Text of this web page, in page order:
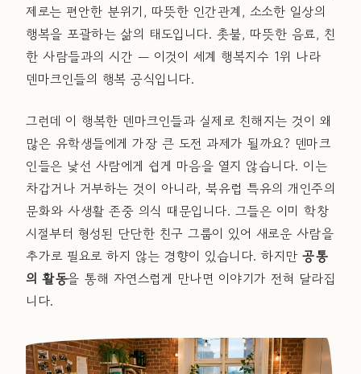
제로는 편안한 분위기, 따뜻한 인간관계, 소소한 일상의
행복을 포괄하는 삶의 태도입니다. 촛불, 따뜻한 음료, 친
한 사람들과의 시간 — 이것이 세계 행복지수 1위 나라
덴마크인들의 행복 공식입니다.
그런데 이 행복한 덴마크인들과 실제로 친해지는 것이 왜
많은 유학생들에게 가장 큰 도전 과제가 될까요? 덴마크
인들은 낯선 사람에게 쉽게 마음을 열지 않습니다. 이는
차갑거나 거부하는 것이 아니라, 북유럽 특유의 개인주의
문화와 사생활 존중 의식 때문입니다. 그들은 이미 학창
시절부터 형성된 단단한 친구 그룹이 있어 새로운 사람을
추가로 필요로 하지 않는 경향이 있습니다. 하지만 공통
의 활동을 통해 자연스럽게 만나면 이야기가 전혀 달라집
니다.